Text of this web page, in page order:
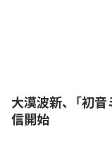
大漠波新、「初
信開始